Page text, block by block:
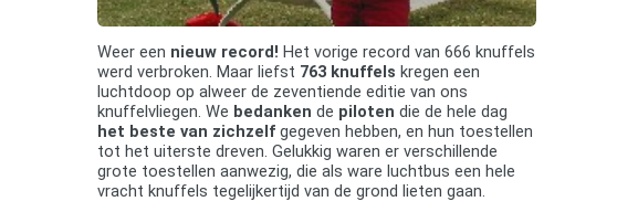
Weer een nieuw record! Het vorige record van 666 knuffels
werd verbroken. Maar liefst 763 knuffels kregen een
luchtdoop op alweer de zeventiende editie van ons
knuffelvliegen. We bedanken de piloten die de hele dag
het beste van zichzelf gegeven hebben, en hun toestellen
tot het uiterste dreven. Gelukkig waren er verschillende
grote toestellen aanwezig, die als ware luchtbus een hele
vracht knuffels tegelijkertijd van de grond lieten gaan.